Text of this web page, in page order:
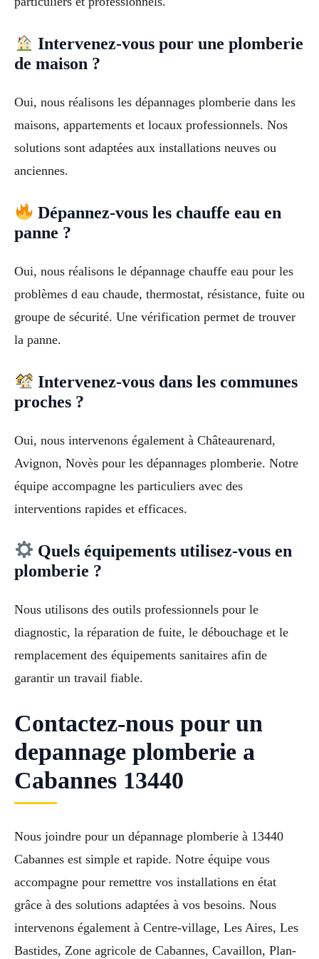
Intervenez-vous pour une plomberie
de maison ?
Oui, nous réalisons les dépannages plomberie dans les
maisons, appartements et locaux professionnels. Nos
solutions sont adaptées aux installations neuves ou
anciennes.
Dépannez-vous les chauffe eau en
panne ?
Oui, nous réalisons le dépannage chauffe eau pour les
problèmes d eau chaude, thermostat, résistance, fuite ou
groupe de sécurité. Une vérification permet de trouver
la panne.
Intervenez-vous dans les communes
proches ?
Oui, nous intervenons également à Châteaurenard,
Avignon, Novès pour les dépannages plomberie. Notre
équipe accompagne les particuliers avec des
interventions rapides et efficaces.
Quels équipements utilisez-vous en
plomberie ?
Nous utilisons des outils professionnels pour le
diagnostic, la réparation de fuite, le débouchage et le
remplacement des équipements sanitaires afin de
garantir un travail fiable.
Contactez-nous pour un
depannage plomberie a
Cabannes 13440
Nous joindre pour un dépannage plomberie à 13440
Cabannes est simple et rapide. Notre équipe vous
accompagne pour remettre vos installations en état
grâce à des solutions adaptées à vos besoins. Nous
intervenons également à Centre-village, Les Aires, Les
Bastides, Zone agricole de Cabannes, Cavaillon, Plan-